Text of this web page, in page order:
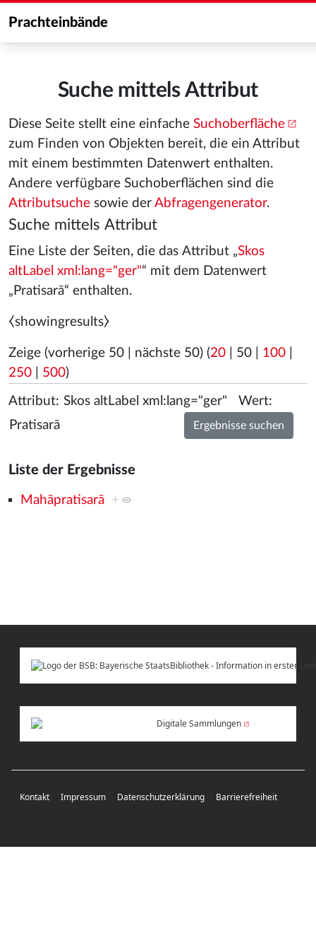
Prachteinbände
Suche mittels Attribut
Diese Seite stellt eine einfache Suchoberfläche
zum Finden von Objekten bereit, die ein Attribut
mit einem bestimmten Datenwert enthalten.
Andere verfügbare Suchoberflächen sind die
Attributsuche sowie der Abfragengenerator.
Suche mittels Attribut
Eine Liste der Seiten, die das Attribut „Skos
altLabel xml:lang="ger"“ mit dem Datenwert
„Pratisarā“ enthalten.
⧼showingresults⧽
Zeige (vorherige 50 nächste 50) (20 50 100
250
500)
Attribut: Wert:
Liste der Ergebnisse
Mahāpratisarā +
Digitale Sammlungen
Kontakt Impressum Datenschutzerklärung Barrierefreiheit